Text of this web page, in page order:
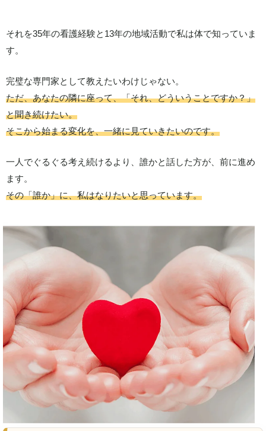
それを35年の看護経験と13年の地域活動で私は体で知っていま
す。
完璧な専門家として教えたいわけじゃない。
ただ、あなたの隣に座って、「それ、どういうことですか？」
と聞き続けたい。
そこから始まる変化を、一緒に見ていきたいのです。
一人でぐるぐる考え続けるより、誰かと話した方が、前に進め
ます。
その「誰か」に、私はなりたいと思っています。